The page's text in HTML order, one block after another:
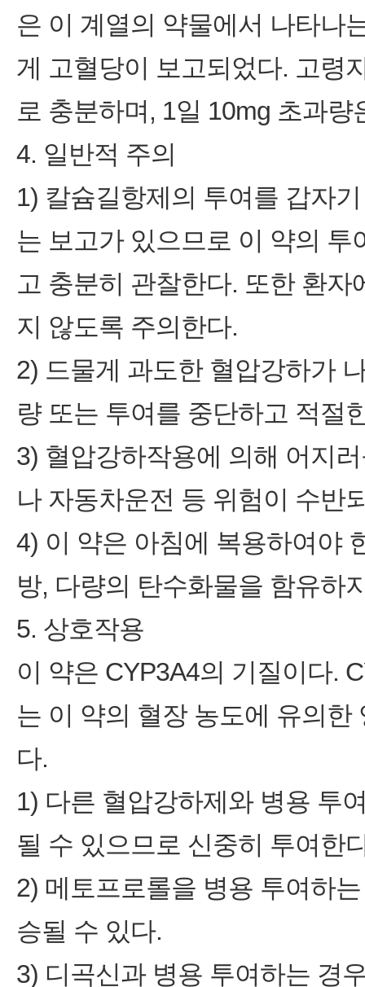
은 이 계열의 약물에서 나타나
게 고혈당이 보고되었다. 고령
로 충분하며, 1일 10mg 초과
4. 일반적 주의
1) 칼슘길항제의 투여를 갑자
는 보고가 있으므로 이 약의
고 충분히 관찰한다. 또한 환
지 않도록 주의한다.
2) 드물게 과도한 혈압강하가
량 또는 투여를 중단하고 적절
3) 혈압강하작용에 의해 어지
나 자동차운전 등 위험이 수반
4) 이 약은 아침에 복용하여야
방, 다량의 탄수화물을 함유하
5. 상호작용
이 약은 CYP3A4의 기질이다.
는 이 약의 혈장 농도에 유의
다.
1) 다른 혈압강하제와 병용 투
될 수 있으므로 신중히 투여한
2) 메토프로롤을 병용 투여하
승될 수 있다.
3) 디곡신과 병용 투여하는 경